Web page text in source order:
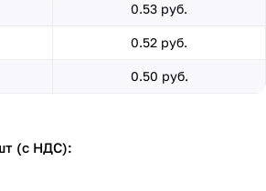
0.53 руб.
0.52 руб.
0.50 руб.
(с НДС):